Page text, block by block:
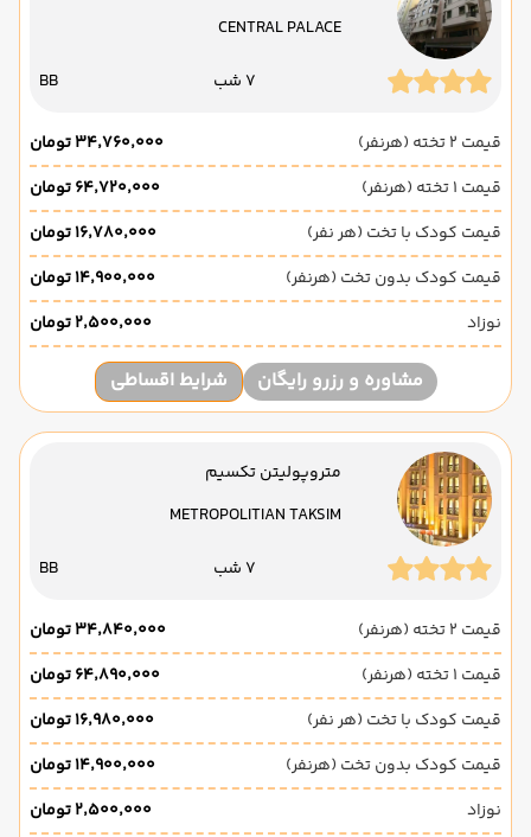
CENTRAL PALACE
7 شب BB
قیمت 2 تخته (هرنفر)
۳۴٬۷۶۰٬۰۰۰ تومان
قیمت 1 تخته (هرنفر)
۶۴٬۷۲۰٬۰۰۰ تومان
قیمت کودک با تخت (هر نفر)
۱۶٬۷۸۰٬۰۰۰ تومان
قیمت کودک بدون تخت (هرنفر)
۱۴٬۹۰۰٬۰۰۰ تومان
نوزاد
۲٬۵۰۰٬۰۰۰ تومان
مشاوره و رزرو رایگان شرایط اقساطی
متروپولیتن تکسیم
METROPOLITIAN TAKSIM
7 شب BB
قیمت 2 تخته (هرنفر)
۳۴٬۸۴۰٬۰۰۰ تومان
قیمت 1 تخته (هرنفر)
۶۴٬۸۹۰٬۰۰۰ تومان
قیمت کودک با تخت (هر نفر)
۱۶٬۹۸۰٬۰۰۰ تومان
قیمت کودک بدون تخت (هرنفر)
۱۴٬۹۰۰٬۰۰۰ تومان
نوزاد
۲٬۵۰۰٬۰۰۰ تومان